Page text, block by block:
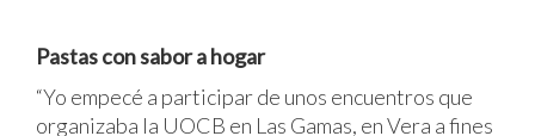
Pastas con sabor a hogar
“Yo empecé a participar de unos encuentros que
organizaba la UOCB en Las Gamas, en Vera a fines